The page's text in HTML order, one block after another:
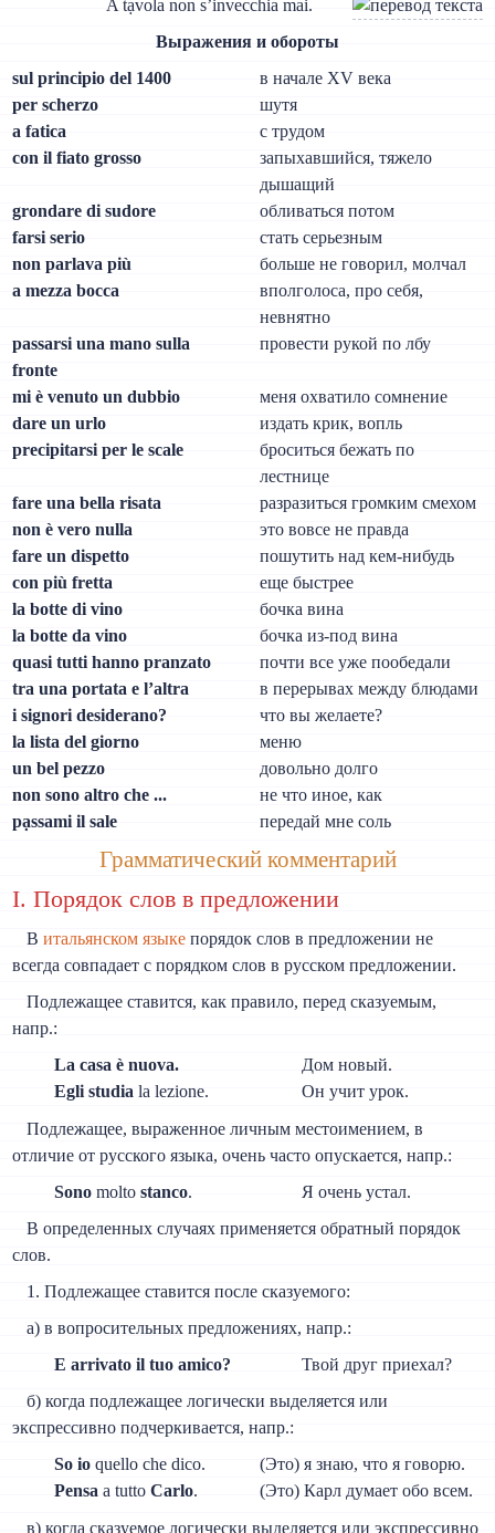
A tạvola non s’invecchia mai.
Выражения и обороты
sul principio del 1400
в начале XV века
per scherzo
шутя
a fatica
с трудом
con il fiato grosso
запыхавшийся, тяжело
дышащий
grondare di sudore
обливаться потом
farsi serio
стать серьезным
non parlava più
больше не говорил, молчал
a mezza bocca
вполголоса, про себя,
невнятно
passarsi una mano sulla
fronte
провести рукой по лбу
mi è venuto un dubbio
меня охватило сомнение
dare un urlo
издать крик, вопль
precipitarsi per le scale
броситься бежать по
лестнице
fare una bella risata
разразиться громким смехом
non è vero nulla
это вовсе не правда
fare un dispetto
пошутить над кем-нибудь
con più fretta
еще быстрее
la botte di vino
бочка вина
la botte da vino
бочка из-под вина
quasi tutti hanno pranzato
почти все уже пообедали
tra una portata e l’altra
в перерывах между блюдами
i signori desiderano?
что вы желаете?
la lista del giorno
меню
un bel pezzo
довольно долго
non sono altro che ...
не что иное, как
pạssami il sale
передай мне соль
Грамматический комментарий
I. Порядок слов в предложении
В итальянском языке порядок слов в предложении не
всегда совпадает с порядком слов в русском предложении.
Подлежащее ставится, как правило, перед сказуемым,
напр.:
La casa è nuova.
Дом новый.
Egli studiala lezione.
Он учит урок.
Подлежащее, выраженное личным местоимением, в
отличие от русского языка, очень часто опускается, напр.:
Sonomolto stanco.
Я очень устал.
В определенных случаях применяется обратный порядок
слов.
1. Подлежащее ставится после сказуемого:
а) в вопросительных предложениях, напр.:
E arrivato il tuo amico?
Твой друг приехал?
б) когда подлежащее логически выделяется или
экспрессивно подчеркивается, напр.:
So ioquello che dico.
(Это) я знаю, что я говорю.
Pensaa tutto Carlo.
(Это) Карл думает обо всем.
в) когда сказуемое логически выделяется или экспрессивно